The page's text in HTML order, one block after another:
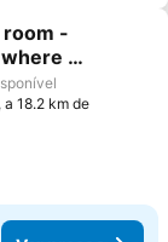
favoritos
room -
2
18.2 km de